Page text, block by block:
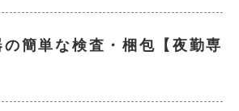
の簡単な検査・梱包【夜勤専